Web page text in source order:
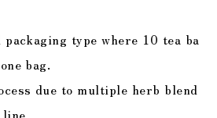
type where 10 tea ba
bag.
due to multiple herb blend
line